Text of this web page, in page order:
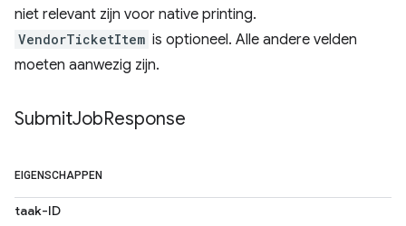
niet relevant zijn voor native printing.
VendorTicketItem is optioneel. Alle andere velden
moeten aanwezig zijn.
SubmitJobResponse
EIGENSCHAPPEN
taak-ID